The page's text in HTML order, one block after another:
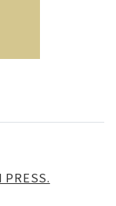
PRESS.